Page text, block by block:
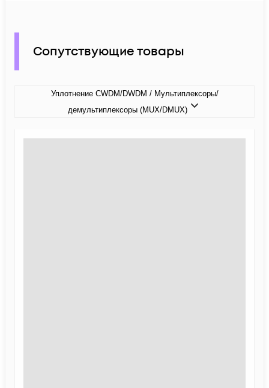
Сопутствующие товары
Уплотнение CWDM/DWDM / Мультиплексоры/
демультиплексоры (MUX/DMUX)